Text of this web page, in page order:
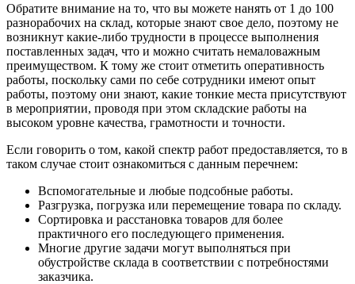
Обратите внимание на то, что вы можете нанять от 1 до 100
разнорабочих на склад, которые знают свое дело, поэтому не
возникнут какие-либо трудности в процессе выполнения
поставленных задач, что и можно считать немаловажным
преимуществом. К тому же стоит отметить оперативность
работы, поскольку сами по себе сотрудники имеют опыт
работы, поэтому они знают, какие тонкие места присутствуют
в мероприятии, проводя при этом складские работы на
высоком уровне качества, грамотности и точности.
Если говорить о том, какой спектр работ предоставляется, то в
таком случае стоит ознакомиться с данным перечнем:
Вспомогательные и любые подсобные работы.
Разгрузка, погрузка или перемещение товара по складу.
Сортировка и расстановка товаров для более
практичного его последующего применения.
Многие другие задачи могут выполняться при
обустройстве склада в соответствии с потребностями
заказчика.